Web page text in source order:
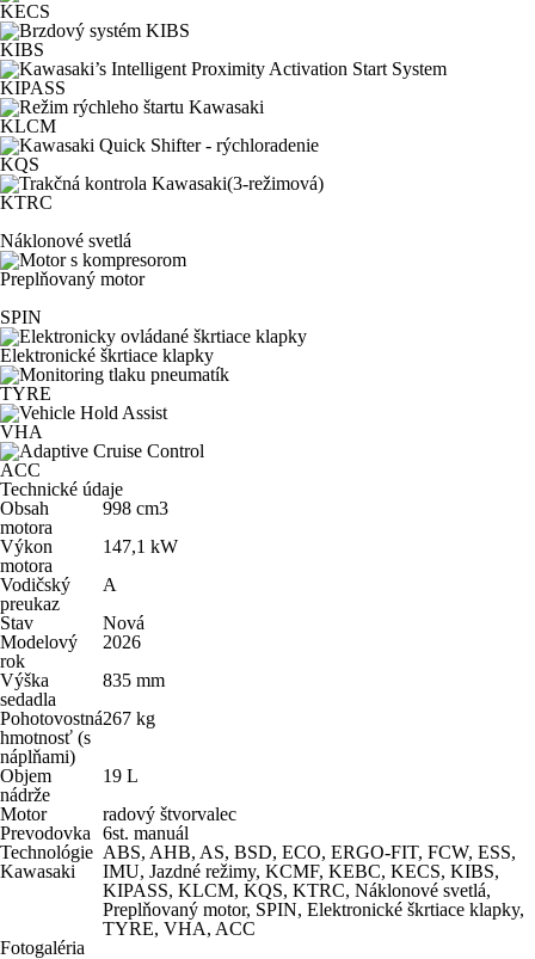
KECS
KIBS
KIPASS
KLCM
KQS
KTRC
Náklonové svetlá
Preplňovaný motor
SPIN
Elektronické škrtiace klapky
TYRE
VHA
ACC
Technické údaje
Obsah
motora
998 cm3
Výkon
motora
147,1 kW
Vodičský
preukaz
A
Stav
Nová
Modelový
rok
2026
Výška
sedadla
835 mm
Pohotovostná
hmotnosť (s
náplňami)
267 kg
Objem
nádrže
19 L
Motor
radový štvorvalec
Prevodovka
6st. manuál
Technológie
Kawasaki
ABS, AHB, AS, BSD, ECO, ERGO-FIT, FCW, ESS,
IMU, Jazdné režimy, KCMF, KEBC, KECS, KIBS,
KIPASS, KLCM, KQS, KTRC, Náklonové svetlá,
Preplňovaný motor, SPIN, Elektronické škrtiace klapky,
TYRE, VHA, ACC
Fotogaléria